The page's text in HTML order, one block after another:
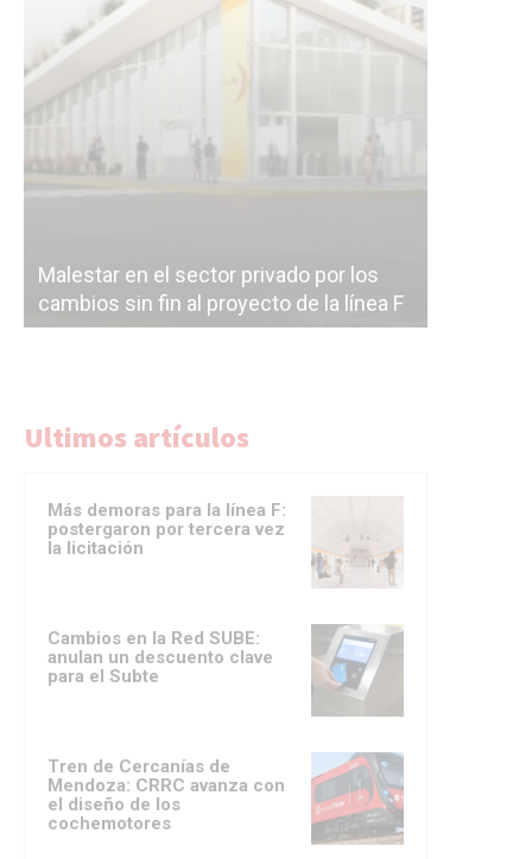
Malestar en el sector privado por los
cambios sin fin al proyecto de la línea F
Ultimos artículos
Más demoras para la línea F:
postergaron por tercera vez
la licitación
Cambios en la Red SUBE:
anulan un descuento clave
para el Subte
Tren de Cercanías de
Mendoza: CRRC avanza con
el diseño de los
cochemotores